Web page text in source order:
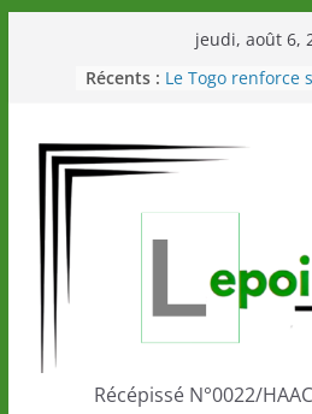
jeudi, août 6,
Récents : Le Togo renforce
Éléphants en Côte
LOTO DETENTE”,
marque de
la scène
performances
Togo: Que
éducation et de
Récépissé N°0022/